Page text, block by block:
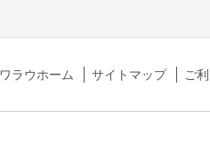
ワラウホーム サイトマップ ご